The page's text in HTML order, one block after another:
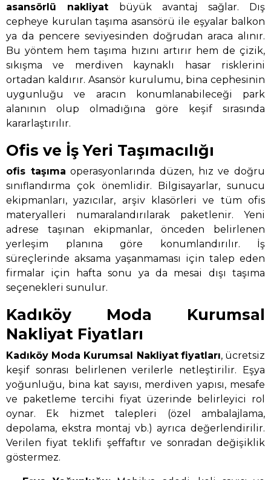
asansörlü nakliyat büyük avantaj sağlar. Dış
cepheye kurulan taşıma asansörü ile eşyalar balkon
ya da pencere seviyesinden doğrudan araca alınır.
Bu yöntem hem taşıma hızını artırır hem de çizik,
sıkışma ve merdiven kaynaklı hasar risklerini
ortadan kaldırır. Asansör kurulumu, bina cephesinin
uygunluğu ve aracın konumlanabileceği park
alanının olup olmadığına göre keşif sırasında
kararlaştırılır.
Ofis ve İş Yeri Taşımacılığı
ofis taşıma operasyonlarında düzen, hız ve doğru
sınıflandırma çok önemlidir. Bilgisayarlar, sunucu
ekipmanları, yazıcılar, arşiv klasörleri ve tüm ofis
materyalleri numaralandırılarak paketlenir. Yeni
adrese taşınan ekipmanlar, önceden belirlenen
yerleşim planına göre konumlandırılır. İş
süreçlerinde aksama yaşanmaması için talep eden
firmalar için hafta sonu ya da mesai dışı taşıma
seçenekleri sunulur.
Kadıköy Moda Kurumsal
Nakliyat Fiyatları
Kadıköy Moda Kurumsal Nakliyat fiyatları, ücretsiz
keşif sonrası belirlenen verilerle netleştirilir. Eşya
yoğunluğu, bina kat sayısı, merdiven yapısı, mesafe
ve paketleme tercihi fiyat üzerinde belirleyici rol
oynar. Ek hizmet talepleri (özel ambalajlama,
depolama, ekstra montaj vb.) ayrıca değerlendirilir.
Verilen fiyat teklifi şeffaftır ve sonradan değişiklik
göstermez.